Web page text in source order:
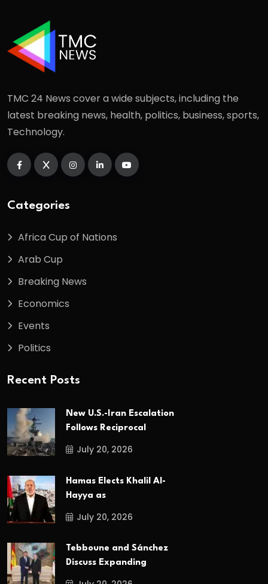
TMC 24 News cover a wide subjects, including the
latest breaking news, health, politics, business, sports,
Technology.
Categories
Africa Cup of Nations
Arab Cup
Breaking News
Economics
Events
Politics
Recent Posts
New U.S.-Iran Escalation
Follows Reciprocal
July 20, 2026
Hamas Elects Khalil Al-
Hayya as
July 20, 2026
Tebboune and Sánchez
Discuss Expanding